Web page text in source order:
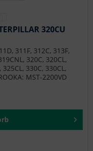
320CU
311F, 312C, 313F,
320C, 320CL,
330C, 330CL,
MST-2200VD